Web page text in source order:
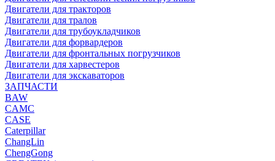
Двигатели для тракторов
Двигатели для тралов
Двигатели для трубоукладчиков
Двигатели для форвардеров
Двигатели для фронтальных погрузчиков
Двигатели для харвестеров
Двигатели для экскаваторов
ЗАПЧАСТИ
BAW
CAMC
CASE
Caterpillar
ChangLin
ChengGong